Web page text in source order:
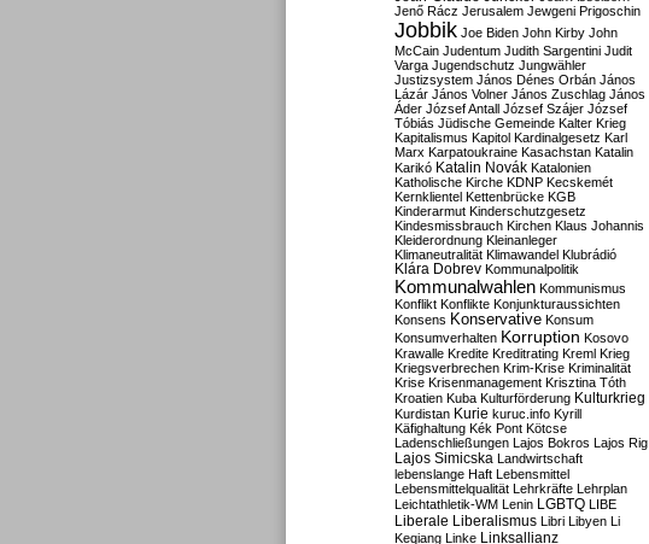
Jenő Rácz Jerusalem Jewgeni Prigoschin
Jobbik Joe Biden John Kirby John
McCain Judentum Judith Sargentini Judit
Varga Jugendschutz Jungwähler
Justizsystem János Dénes Orbán János
Lázár János Volner János Zuschlag János
Áder József Antall József Szájer József
Tóbiás Jüdische Gemeinde Kalter Krieg
Kapitalismus Kapitol Kardinalgesetz Karl
Marx Karpatoukraine Kasachstan Katalin
Karikó Katalin Novák Katalonien
Katholische Kirche KDNP Kecskemét
Kernklientel Kettenbrücke KGB
Kinderarmut Kinderschutzgesetz
Kindesmissbrauch Kirchen Klaus Johannis
Kleiderordnung Kleinanleger
Klimaneutralität Klimawandel Klubrádió
Klára Dobrev Kommunalpolitik
Kommunalwahlen Kommunismus
Konflikt Konflikte Konjunkturaussichten
Konsens Konservative Konsum
Konsumverhalten Korruption Kosovo
Krawalle Kredite Kreditrating Kreml Krieg
Kriegsverbrechen Krim-Krise Kriminalität
Krise Krisenmanagement Krisztina Tóth
Kroatien Kuba Kulturförderung Kulturkrieg
Kurdistan Kurie kuruc.info Kyrill
Käfighaltung Kék Pont Kötcse
Ladenschließungen Lajos Bokros Lajos Rig
Lajos Simicska Landwirtschaft
lebenslange Haft Lebensmittel
Lebensmittelqualität Lehrkräfte Lehrplan
Leichtathletik-WM Lenin LGBTQ LIBE
Liberale Liberalismus Libri Libyen Li
Keqiang Linke Linksallianz